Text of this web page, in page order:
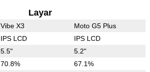
Layar
Vibe X3 Moto G5 Plus
IPS LCD IPS LCD
5.5" 5.2"
70.8% 67.1%